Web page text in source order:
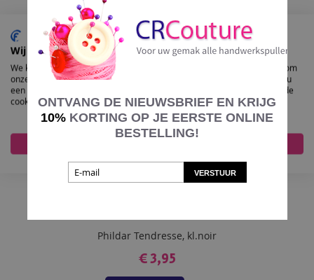
AAN
VERLANGLIJST
Phildar Tendresse, kl.noir
€ 3,95
ONTVANG DE NIEUWSBRIEF EN KRIJG
10% KORTING OP JE EERSTE ONLINE
BESTELLING!
VERSTUUR
Wij gebruiken cookies
We kunnen deze plaatsen voor analyse van onze bezoekersgegevens, om
onze website te verbeteren, gepersonaliseerde inhoud te tonen en om u
een geweldige website-ervaring te bieden. Voor meer informatie over de
cookies die we gebruiken opent u de instellingen.